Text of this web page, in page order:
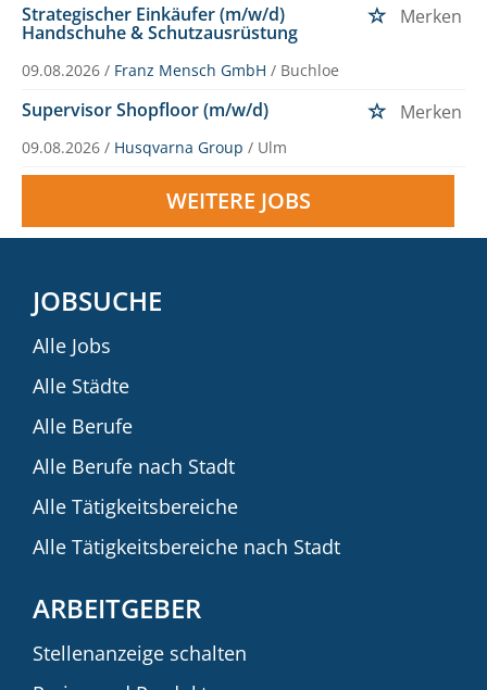
Strategischer Einkäufer (m/w/d)
Handschuhe & Schutzausrüstung
Merken
09.08.2026 / Franz Mensch GmbH / Buchloe
Supervisor Shopfloor (m/w/d) Merken
09.08.2026 / Husqvarna Group / Ulm
WEITERE JOBS
JOBSUCHE
Alle Jobs
Alle Städte
Alle Berufe
Alle Berufe nach Stadt
Alle Tätigkeitsbereiche
Alle Tätigkeitsbereiche nach Stadt
ARBEITGEBER
Stellenanzeige schalten